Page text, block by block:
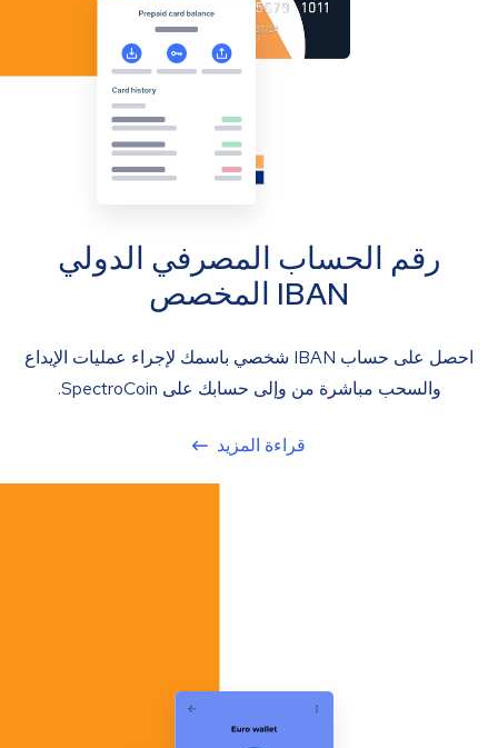
رقم الحساب المصرفي الدولي
IBAN المخصص
احصل على حساب IBAN شخصي باسمك لإجراء عمليات الإيداع
والسحب مباشرة من وإلى حسابك على SpectroCoin.
قراءة المزيد